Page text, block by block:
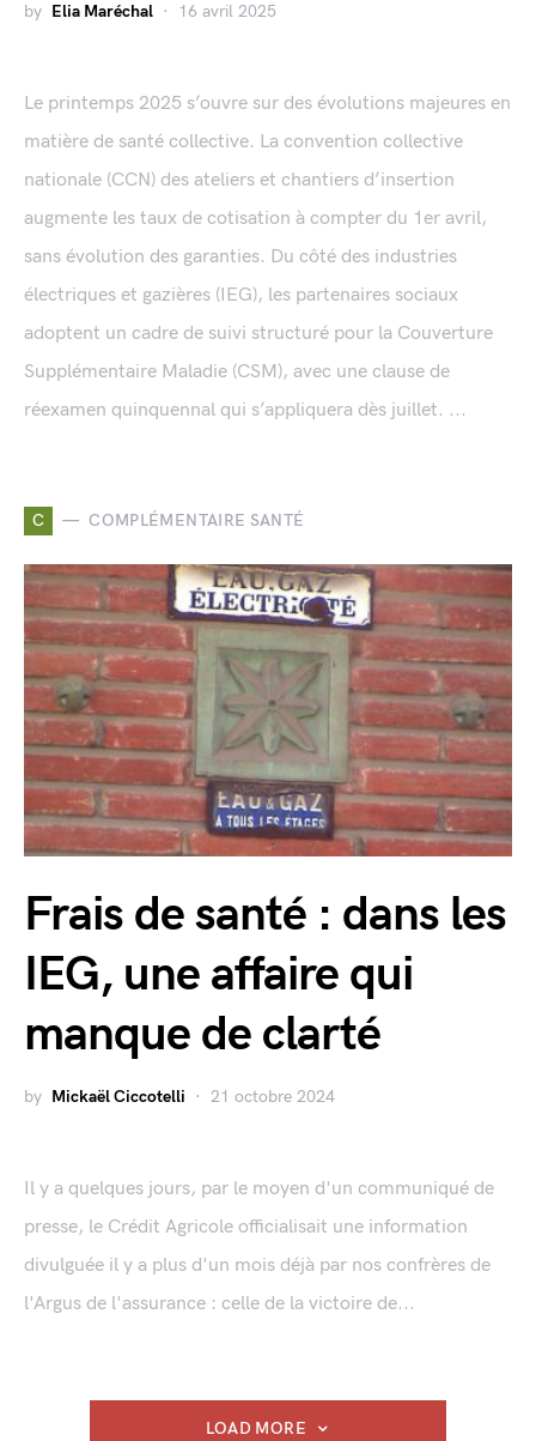
by Elia Maréchal 16 avril 2025
Le printemps 2025 s’ouvre sur des évolutions majeures en
matière de santé collective. La convention collective
nationale (CCN) des ateliers et chantiers d’insertion
augmente les taux de cotisation à compter du 1er avril,
sans évolution des garanties. Du côté des industries
électriques et gazières (IEG), les partenaires sociaux
adoptent un cadre de suivi structuré pour la Couverture
Supplémentaire Maladie (CSM), avec une clause de
réexamen quinquennal qui s’appliquera dès juillet. ...
C COMPLÉMENTAIRE SANTÉ
Frais de santé : dans les
IEG, une affaire qui
manque de clarté
by Mickaël Ciccotelli 21 octobre 2024
Il y a quelques jours, par le moyen d'un communiqué de
presse, le Crédit Agricole officialisait une information
divulguée il y a plus d'un mois déjà par nos confrères de
l'Argus de l'assurance : celle de la victoire de...
LOAD MORE